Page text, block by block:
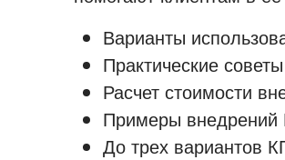
Варианты
Практические
Расчет стоимости
Примеры внедрений
До трех вариантов